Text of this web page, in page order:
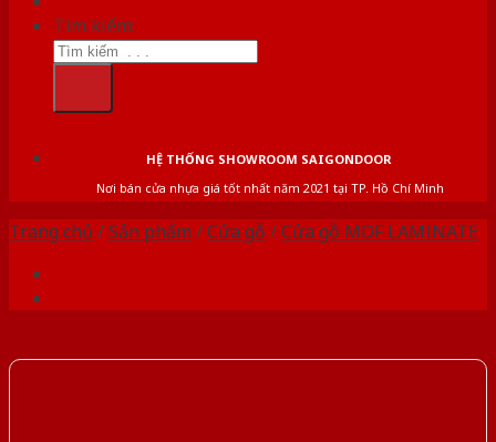
Tìm kiếm:
HỆ THỐNG SHOWROOM SAIGONDOOR
Nơi bán cửa nhựa giá tốt nhất năm 2021 tại TP. Hồ Chí Minh
Trang chủ /Sản phẩm /Cửa gỗ /Cửa gỗ MDF LAMINATE